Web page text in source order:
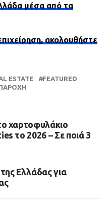
μέσα από τα
ακολουθήστε
ESTATE
FEATURED
χαρτοφυλάκιο
το 2026 – Σε ποιά 3
Ελλάδας για